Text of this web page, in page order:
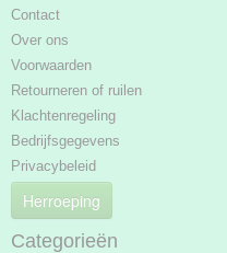
Contact
Over ons
Voorwaarden
Retourneren of ruilen
Klachtenregeling
Bedrijfsgegevens
Privacybeleid
Herroeping
Categorieën